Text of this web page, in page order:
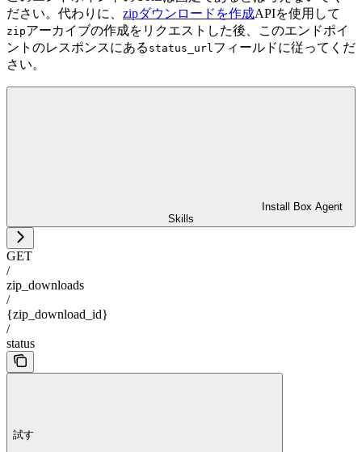
ださい。代わりに、 zipダウンロードを作成APIを使用して
zipアーカイブの作成をリクエストした後、このエンドポイ
ントのレスポンスにある status_url フィールドに従ってくだ
さい。
Install Box Agent
Skills
GET
/
zip_downloads
/
{zip_download_id}
/
status
試す